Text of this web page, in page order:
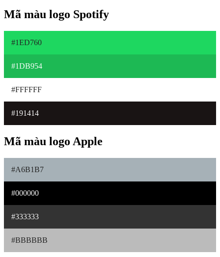
Mã màu logo Spotify
#1ED760
#1DB954
#FFFFFF
#191414
Mã màu logo Apple
#A6B1B7
#000000
#333333
#BBBBBB